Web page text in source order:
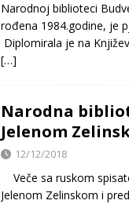
Narodnoj biblioteci
rođena 1984.godine, je
Diplomirala je na
[…]
Narodna
Jelenom
12/12/2018
Veče sa ruskom
Jelenom Zelinskom i